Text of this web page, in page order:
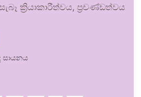
ක්‍රියාකාරීත්වය, ප්‍රචණ්ඩත්වය
සායනය